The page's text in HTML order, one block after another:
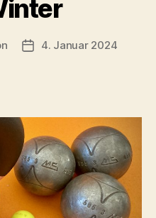
Veröffentlichungsdatum
4. Januar 2024